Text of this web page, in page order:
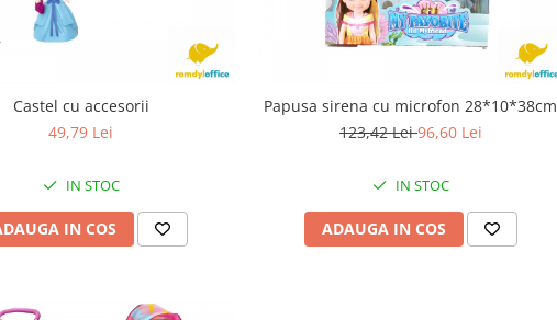
Castel cu accesorii
49,79 Lei
IN STOC
IN COS
Papusa sirena cu microfon 28*10*38cm
123,42 Lei96,60 Lei
IN STOC
ADAUGA IN COS